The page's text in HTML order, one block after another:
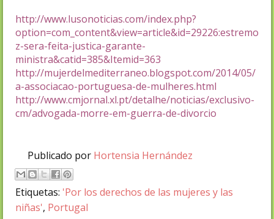
http://www.lusonoticias.com/index.php?
option=com_content&view=article&id=29226:estremo
z-sera-feita-justica-garante-
ministra&catid=385&Itemid=363
http://mujerdelmediterraneo.blogspot.com/2014/05/
a-associacao-portuguesa-de-mulheres.html
http://www.cmjornal.xl.pt/detalhe/noticias/exclusivo-
cm/advogada-morre-em-guerra-de-divorcio
Publicado por Hortensia Hernández
Etiquetas: 'Por los derechos de las mujeres y las
niñas', Portugal